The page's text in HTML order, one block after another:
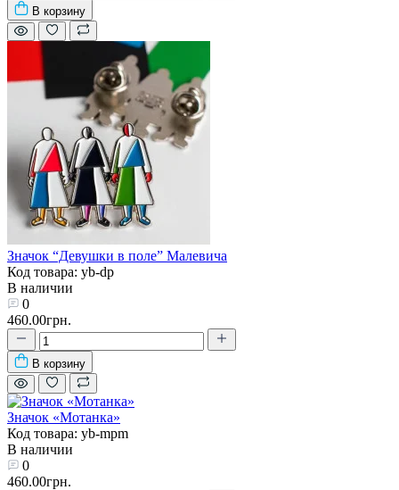
В корзину
Значок “Девушки в поле” Малевича
Код товара: yb-dp
В наличии
0
460.00грн.
В корзину
Значок «Мотанка»
Код товара: yb-mpm
В наличии
0
460.00грн.